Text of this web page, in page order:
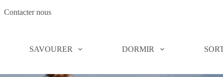
Contacter nous
SAVOURER DORMIR